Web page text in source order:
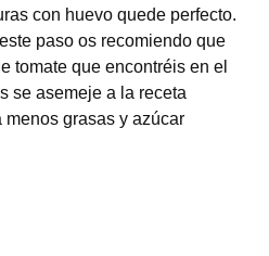
con huevo quede perfecto.
paso os recomiendo que
tomate que encontréis en el
se asemeje a la receta
grasas y azúcar